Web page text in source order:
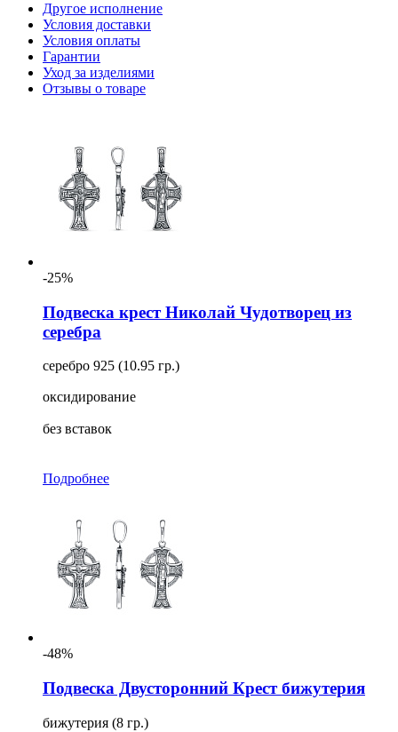
Другое исполнение
Условия доставки
Условия оплаты
Гарантии
Уход за изделиями
Отзывы о товаре
-25%
Подвеска крест Николай Чудотворец из
серебра
серебро 925 (10.95 гр.)
оксидирование
без вставок
Подробнее
-48%
Подвеска Двусторонний Крест бижутерия
бижутерия (8 гр.)